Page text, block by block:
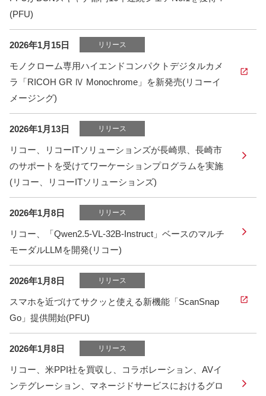
(PFU)
2026年1月15日 リリース
モノクローム専用ハイエンドコンパクトデジタルカメ
ラ「RICOH GR Ⅳ Monochrome」を新発売(リコーイ
メージング)
2026年1月13日 リリース
リコー、リコーITソリューションズが長崎県、長崎市
のサポートを受けてワーケーションプログラムを実施
(リコー、リコーITソリューションズ)
2026年1月8日 リリース
リコー、「Qwen2.5-VL-32B-Instruct」ベースのマルチ
モーダルLLMを開発(リコー)
2026年1月8日 リリース
スマホを近づけてサクッと使える新機能「ScanSnap
Go」提供開始(PFU)
2026年1月8日 リリース
リコー、米PPI社を買収し、コラボレーション、AVイ
ンテグレーション、マネージドサービスにおけるグロ